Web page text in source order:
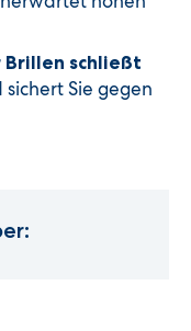
Brillen schließt
sichert Sie gegen